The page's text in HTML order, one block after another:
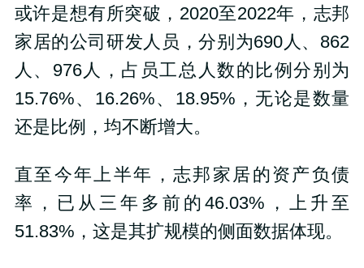
或许是想有所突破，2020至2022年，志邦
家居的公司研发人员，分别为690人、862
人、976人，占员工总人数的比例分别为
15.76%、16.26%、18.95%，无论是数量
还是比例，均不断增大。
直至今年上半年，志邦家居的资产负债
率，已从三年多前的46.03%，上升至
51.83%，这是其扩规模的侧面数据体现。